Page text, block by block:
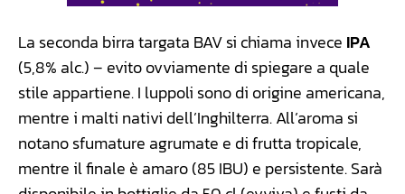
La seconda birra targata BAV si chiama invece IPA
(5,8% alc.) – evito ovviamente di spiegare a quale
stile appartiene. I luppoli sono di origine americana,
mentre i malti nativi dell’Inghilterra. All’aroma si
notano sfumature agrumate e di frutta tropicale,
mentre il finale è amaro (85 IBU) e persistente. Sarà